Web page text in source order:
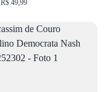
49,99